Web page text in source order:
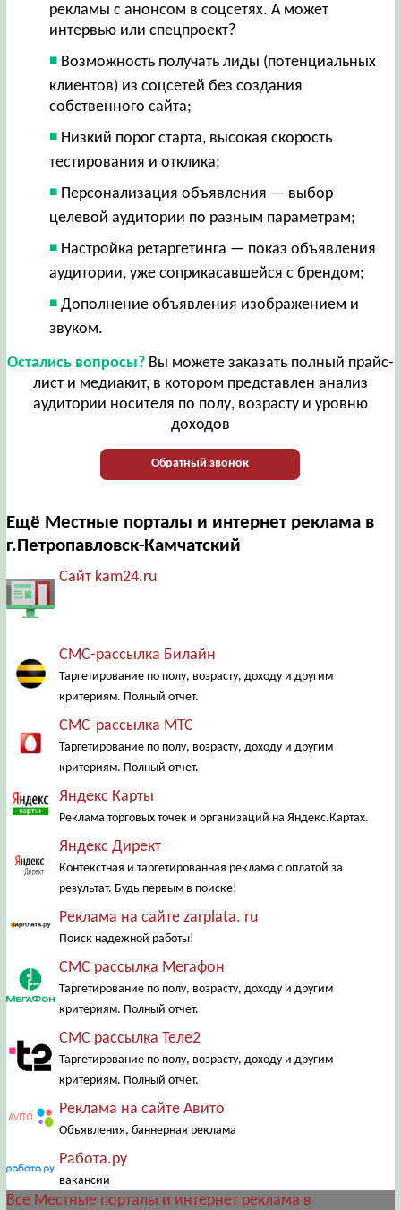
рекламы с анонсом в соцсетях. А может
интервью или спецпроект?
Возможность получать лиды (потенциальных
клиентов) из соцсетей без создания
собственного сайта;
Низкий порог старта, высокая скорость
тестирования и отклика;
Персонализация объявления — выбор
целевой аудитории по разным параметрам;
Настройка ретаргетинга — показ объявления
аудитории, уже соприкасавшейся с брендом;
Дополнение объявления изображением и
звуком.
Остались вопросы?Вы можете заказать полный прайс-
лист и медиакит, в котором представлен анализ
аудитории носителя по полу, возрасту и уровню
доходов
Обратный звонок
Ещё Местные порталы и интернет реклама в
г.Петропавловск-Камчатский
Сайт kam24.ru
СМС-рассылка Билайн
Таргетирование по полу, возрасту, доходу и другим
критериям. Полный отчет.
СМС-рассылка МТС
Таргетирование по полу, возрасту, доходу и другим
критериям. Полный отчет.
Яндекс Карты
Реклама торговых точек и организаций на Яндекс.Картах.
Яндекс Директ
Контекстная и таргетированная реклама с оплатой за
результат. Будь первым в поиске!
Реклама на сайте zarplata. ru
Поиск надежной работы!
СМС рассылка Мегафон
Таргетирование по полу, возрасту, доходу и другим
критериям. Полный отчет.
СМС рассылка Теле2
Таргетирование по полу, возрасту, доходу и другим
критериям. Полный отчет.
Реклама на сайте Авито
Объявления, баннерная реклама
Работа.ру
вакансии
Все Местные порталы и интернет реклама в